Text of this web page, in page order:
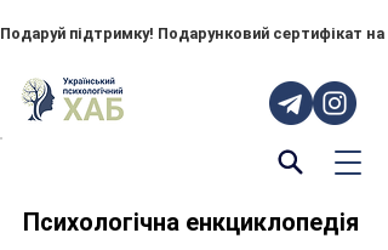
Подаруй підтримку! Подарунковий сертифікат
Психологічна енкциклопедія